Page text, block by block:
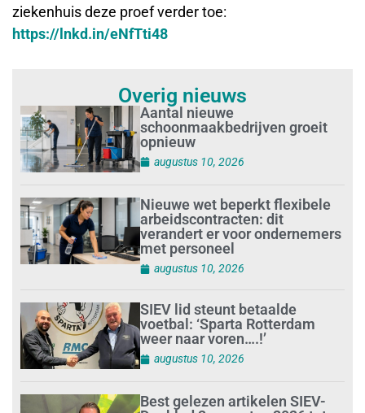
ziekenhuis deze proef verder toe:
https://lnkd.in/eNfTti48
Overig nieuws
Aantal nieuwe
schoonmaakbedrijven groeit
opnieuw
augustus 10, 2026
Nieuwe wet beperkt flexibele
arbeidscontracten: dit
verandert er voor ondernemers
met personeel
augustus 10, 2026
SIEV lid steunt betaalde
voetbal: ‘Sparta Rotterdam
weer naar voren….!’
augustus 10, 2026
Best gelezen artikelen SIEV-